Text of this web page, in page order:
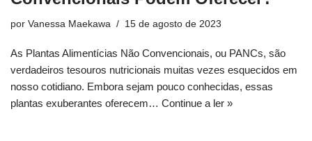
por Vanessa Maekawa 15 de agosto de 2023
As Plantas Alimentícias Não Convencionais, ou PANCs, são
verdadeiros tesouros nutricionais muitas vezes esquecidos em
nosso cotidiano. Embora sejam pouco conhecidas, essas
plantas exuberantes oferecem… Continue a ler »